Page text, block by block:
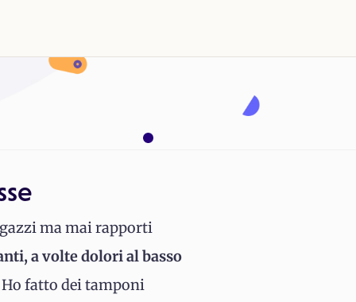
ma mai rapporti
a volte dolori al basso
fatto dei tamponi